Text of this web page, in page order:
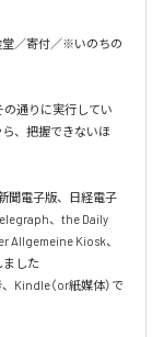
堂／寄付／※いのちの
の通りに実行してい
、把握できないほ
聞電子版、日経電子
、the Daily
Allgemeine Kiosk、
ました
Kindle（or紙媒体）で